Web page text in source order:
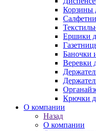
Корзины
Ершики
Баночки
Веревки
Крючки
О компании
Назад
О компании